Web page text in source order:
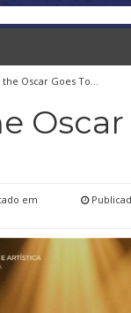
the Oscar Goes To…
Oscar
em